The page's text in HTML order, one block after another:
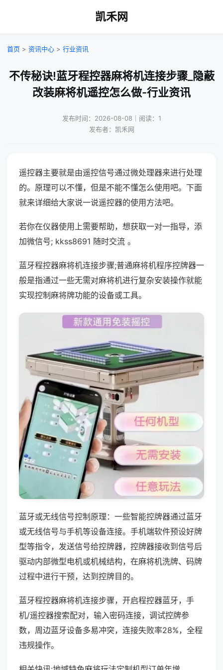
凯禾网
首页 > 资讯中心 > 行业资讯
不传秘诀!蓝牙程控器麻将机连接步骤_隐蔽
改装麻将机遥控怎么做-行业资讯
发布时间：2026-08-08｜阅读：1
发布者：凯禾网
遥控器主要就是由遥控信号通过微处理器来进行处理
的。原理可以不懂，但是不能不懂怎么使用吧。下面
就来详细给大家说一说遥控器的使用方法吧。
若你在仪器使用上需要帮助，想获取一对一指导，添
加微信号; kkss8691 随时交流 。
蓝牙程控器麻将机连接步骤;普通麻将机程序控牌器一
般是指通过一些无需对麻将机进行复杂安装操作就能
实现控制麻将牌功能的设备或工具。
蓝牙或无线信号控制原理：一些智能控牌器通过蓝牙
或无线信号与手机等设备连接。手机端软件预设好牌
型等指令，发送信号给控牌器，控牌器接收到信号后
驱动内部微型电机或机械结构，在麻将机洗牌、码牌
过程中进行干预，达到控牌目的。
蓝牙程控器麻将机连接步骤，开启程控器蓝牙，手
机/遥控器搜索配对，输入密码连接，调试控牌参
数，周边蓝牙设备多易冲突，连接失败率28%，全程
违规操作。